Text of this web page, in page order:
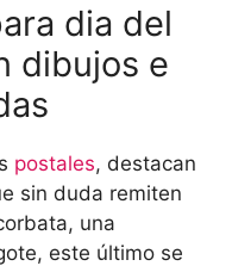
dia del
dibujos e
postales, destacan
sin duda remiten
una
este último se